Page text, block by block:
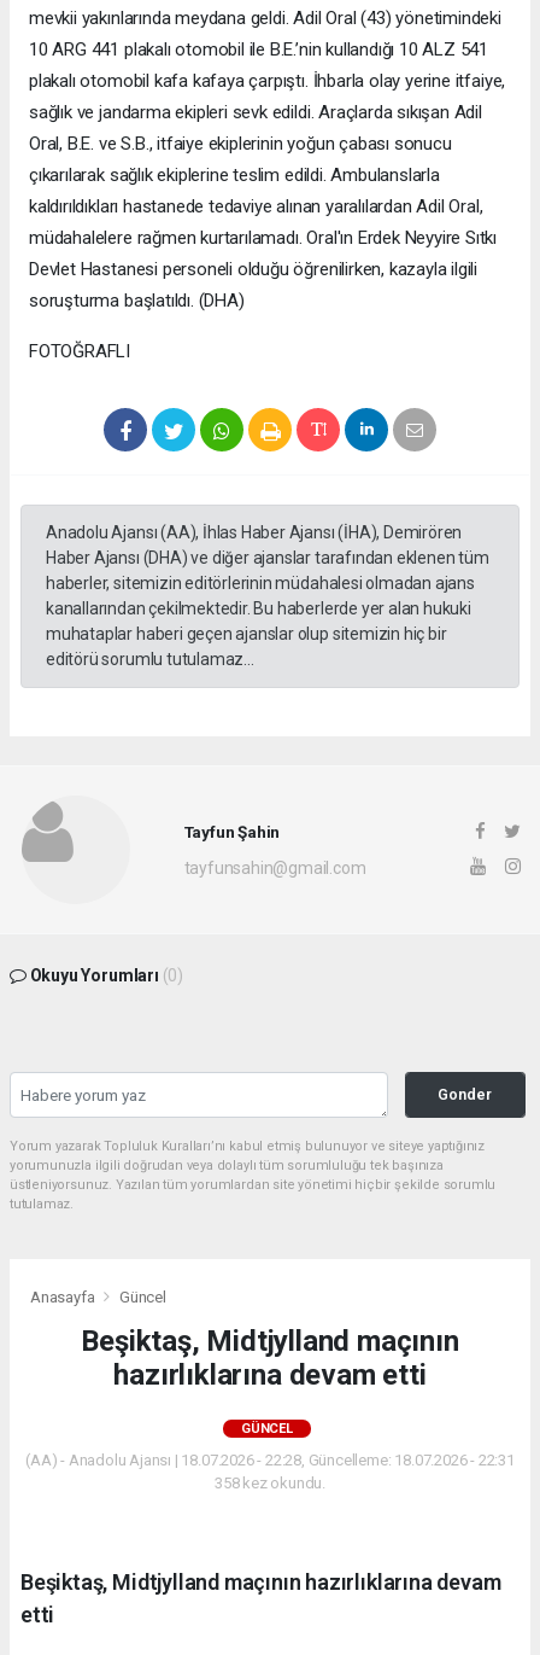
mevkii yakınlarında meydana geldi. Adil Oral (43) yönetimindeki
10 ARG 441 plakalı otomobil ile B.E.’nin kullandığı 10 ALZ 541
plakalı otomobil kafa kafaya çarpıştı. İhbarla olay yerine itfaiye,
sağlık ve jandarma ekipleri sevk edildi. Araçlarda sıkışan Adil
Oral, B.E. ve S.B., itfaiye ekiplerinin yoğun çabası sonucu
çıkarılarak sağlık ekiplerine teslim edildi. Ambulanslarla
kaldırıldıkları hastanede tedaviye alınan yaralılardan Adil Oral,
müdahalelere rağmen kurtarılamadı. Oral'ın Erdek Neyyire Sıtkı
Devlet Hastanesi personeli olduğu öğrenilirken, kazayla ilgili
soruşturma başlatıldı. (DHA)
FOTOĞRAFLI
Anadolu Ajansı (AA), İhlas Haber Ajansı (İHA), Demirören
Haber Ajansı (DHA) ve diğer ajanslar tarafından eklenen tüm
haberler, sitemizin editörlerinin müdahalesi olmadan ajans
kanallarından çekilmektedir. Bu haberlerde yer alan hukuki
muhataplar haberi geçen ajanslar olup sitemizin hiç bir
editörü sorumlu tutulamaz...
Tayfun Şahin
tayfunsahin@gmail.com
Okuyu Yorumları (0)
Gonder
Yorum yazarak Topluluk Kuralları’nı kabul etmiş bulunuyor ve siteye yaptığınız
yorumunuzla ilgili doğrudan veya dolaylı tüm sorumluluğu tek başınıza
üstleniyorsunuz. Yazılan tüm yorumlardan site yönetimi hiçbir şekilde sorumlu
tutulamaz.
Anasayfa Güncel
Beşiktaş, Midtjylland maçının
hazırlıklarına devam etti
GÜNCEL
(AA) - Anadolu Ajansı | 18.07.2026 - 22:28, Güncelleme: 18.07.2026 - 22:31
358 kez okundu.
Beşiktaş, Midtjylland maçının hazırlıklarına devam
etti